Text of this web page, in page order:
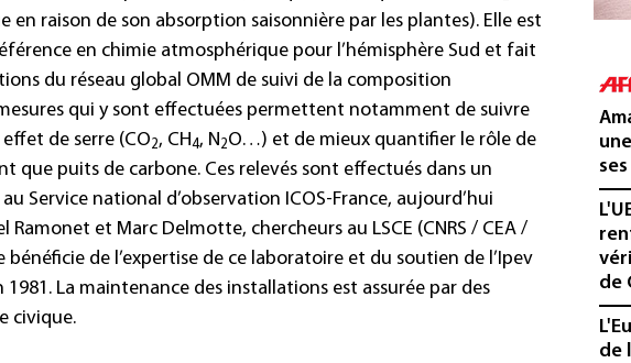
en raison de son absorption saisonnière par les plantes). Elle est
en chimie atmosphérique pour l’hémisphère Sud et fait
du réseau global OMM de suivi de la composition
qui y sont effectuées permettent notamment de suivre
de serre (CO2, CH4, N 2O…) et de mieux quantifier le rôle de
que puits de carbone. Ces relevés sont effectués dans un
Service national d’observation ICOS-France, aujourd’hui
Ramonet et Marc Delmotte, chercheurs au LSCE (CNRS / CEA /
bénéficie de l’expertise de ce laboratoire et du soutien de l’Ipev
1981. La maintenance des installations est assurée par des
civique.
de
de